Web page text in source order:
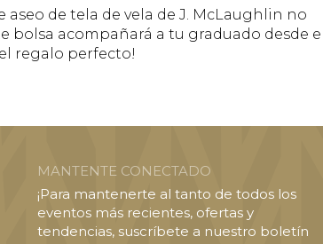
aseo de tela de vela de J. McLaughlin no
bolsa acompañará a tu graduado desde el
regalo perfecto!
MANTENTE CONECTADO
¡Para mantenerte al tanto de todos los
eventos más recientes, ofertas y
tendencias, suscríbete a nuestro boletín